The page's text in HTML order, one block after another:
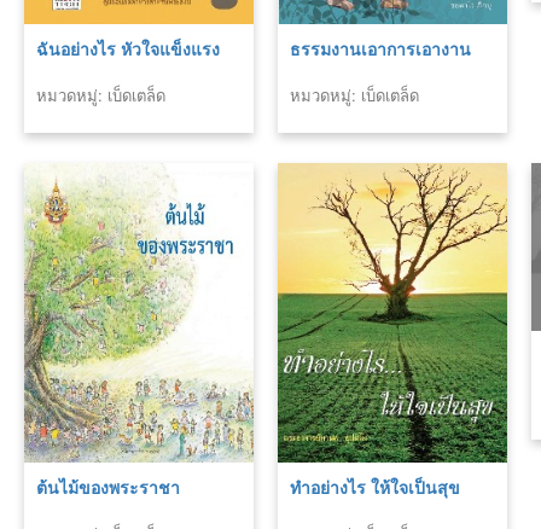
ฉันอย่างไร หัวใจแข็งแรง
หมวดหมู่: เบ็ดเตล็ด
ธรรมงานเอาการเอางาน
หมวดหมู่: เบ็ดเตล็ด
ต้นไม้ของพระราชา ทำอย่างไร ให้ใจเป็นสุข